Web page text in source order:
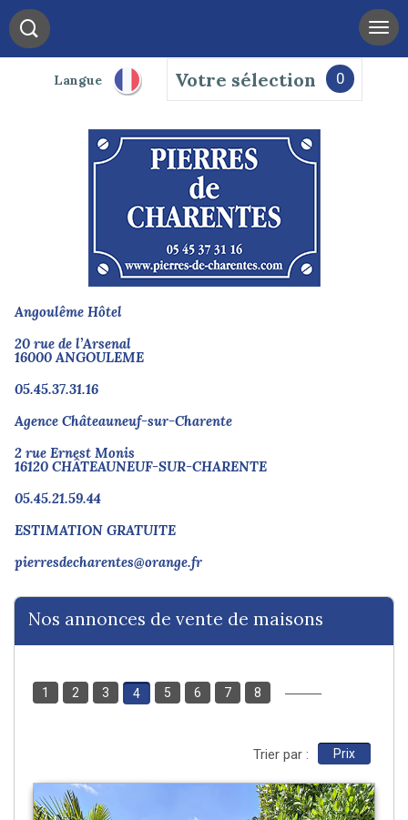
Langue Votre sélection 0
Angoulême Hôtel
20 rue de l’Arsenal
16000 ANGOULEME
05.45.37.31.16
Agence Châteauneuf-sur-Charente
2 rue Ernest Monis
16120 CHÂTEAUNEUF-SUR-CHARENTE
05.45.21.59.44
ESTIMATION GRATUITE
pierresdecharentes@orange.fr
Nos annonces de vente de maisons
1 2 3 4 5 6 7 8
Trier par : Prix